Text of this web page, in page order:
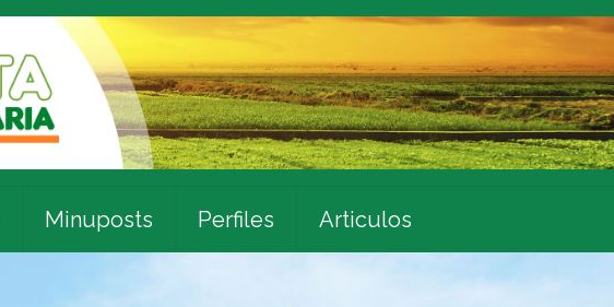
Minuposts Perfiles Articulos